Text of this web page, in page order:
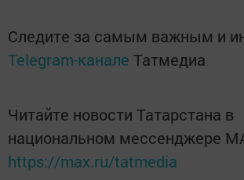
Следите за самым важным и
Telegram-канале Татмедиа
Читайте новости Татарстана в
национальном мессенджере
https://max.ru/tatmedia